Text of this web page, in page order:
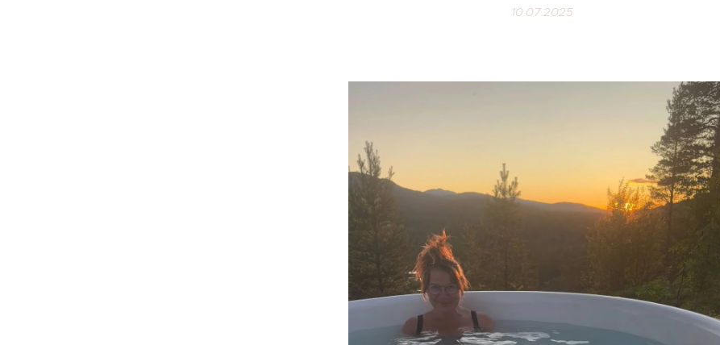
10.07.2025